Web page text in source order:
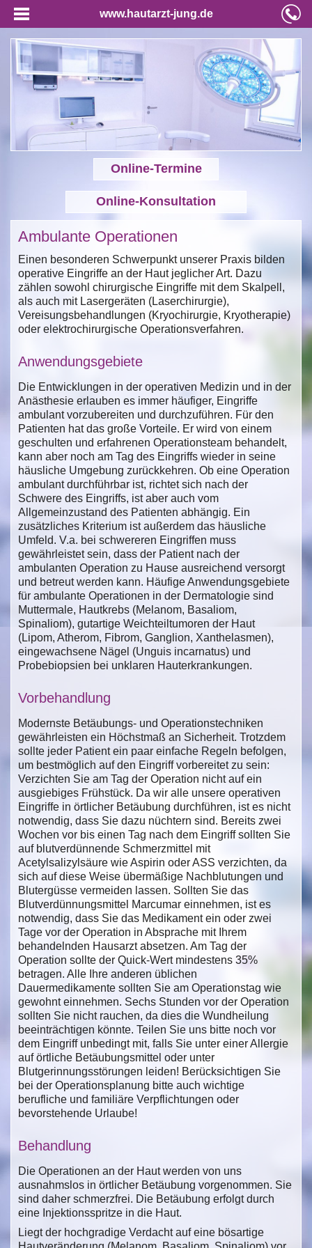
www.hautarzt-jung.de
Online-Termine
Online-Konsultation
Ambulante Operationen
Einen besonderen Schwerpunkt unserer Praxis bilden
operative Eingriffe an der Haut jeglicher Art. Dazu
zählen sowohl chirurgische Eingriffe mit dem Skalpell,
als auch mit Lasergeräten (Laserchirurgie),
Vereisungsbehandlungen (Kryochirurgie, Kryotherapie)
oder elektrochirurgische Operationsverfahren.
Anwendungsgebiete
Die Entwicklungen in der operativen Medizin und in der
Anästhesie erlauben es immer häufiger, Eingriffe
ambulant vorzubereiten und durchzuführen. Für den
Patienten hat das große Vorteile. Er wird von einem
geschulten und erfahrenen Operationsteam behandelt,
kann aber noch am Tag des Eingriffs wieder in seine
häusliche Umgebung zurückkehren. Ob eine Operation
ambulant durchführbar ist, richtet sich nach der
Schwere des Eingriffs, ist aber auch vom
Allgemeinzustand des Patienten abhängig. Ein
zusätzliches Kriterium ist außerdem das häusliche
Umfeld. V.a. bei schwereren Eingriffen muss
gewährleistet sein, dass der Patient nach der
ambulanten Operation zu Hause ausreichend versorgt
und betreut werden kann. Häufige Anwendungsgebiete
für ambulante Operationen in der Dermatologie sind
Muttermale, Hautkrebs (Melanom, Basaliom,
Spinaliom), gutartige Weichteiltumoren der Haut
(Lipom, Atherom, Fibrom, Ganglion, Xanthelasmen),
eingewachsene Nägel (Unguis incarnatus) und
Probebiopsien bei unklaren Hauterkrankungen.
Vorbehandlung
Modernste Betäubungs- und Operationstechniken
gewährleisten ein Höchstmaß an Sicherheit. Trotzdem
sollte jeder Patient ein paar einfache Regeln befolgen,
um bestmöglich auf den Eingriff vorbereitet zu sein:
Verzichten Sie am Tag der Operation nicht auf ein
ausgiebiges Frühstück. Da wir alle unsere operativen
Eingriffe in örtlicher Betäubung durchführen, ist es nicht
notwendig, dass Sie dazu nüchtern sind. Bereits zwei
Wochen vor bis einen Tag nach dem Eingriff sollten Sie
auf blutverdünnende Schmerzmittel mit
Acetylsalizylsäure wie Aspirin oder ASS verzichten, da
sich auf diese Weise übermäßige Nachblutungen und
Blutergüsse vermeiden lassen. Sollten Sie das
Blutverdünnungsmittel Marcumar einnehmen, ist es
notwendig, dass Sie das Medikament ein oder zwei
Tage vor der Operation in Absprache mit Ihrem
behandelnden Hausarzt absetzen. Am Tag der
Operation sollte der Quick-Wert mindestens 35%
betragen. Alle Ihre anderen üblichen
Dauermedikamente sollten Sie am Operationstag wie
gewohnt einnehmen. Sechs Stunden vor der Operation
sollten Sie nicht rauchen, da dies die Wundheilung
beeinträchtigen könnte. Teilen Sie uns bitte noch vor
dem Eingriff unbedingt mit, falls Sie unter einer Allergie
auf örtliche Betäubungsmittel oder unter
Blutgerinnungsstörungen leiden! Berücksichtigen Sie
bei der Operationsplanung bitte auch wichtige
berufliche und familiäre Verpflichtungen oder
bevorstehende Urlaube!
Behandlung
Die Operationen an der Haut werden von uns
ausnahmslos in örtlicher Betäubung vorgenommen. Sie
sind daher schmerzfrei. Die Betäubung erfolgt durch
eine Injektionsspritze in die Haut.
Liegt der hochgradige Verdacht auf eine bösartige